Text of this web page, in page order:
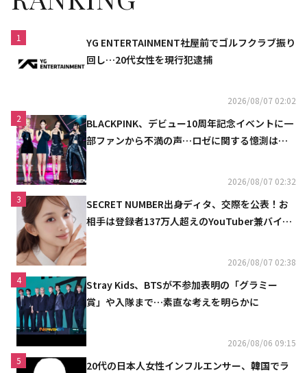
1
YG ENTERTAINMENT社屋前でゴルフクラブ振り
回し…20代女性を現行犯逮捕
2026/08/07 02:02
2
BLACKPINK、デビュー10周年記念イベントに一
部ファンから不満の声…ロゼに関する憶測は否
2026/08/07 02:32
3
SECRET NUMBER出身ディタ、交際を公表！お
相手は登録者137万人超えのYouTuber兼バイオ
2026/08/07 02:38
4
Stray Kids、BTSが不参加表明の「グラミー
賞」や入隊まで…素直な考えを明らかに
2026/08/06 09:15
5
20代の日本人女性インフルエンサー、韓国でラ